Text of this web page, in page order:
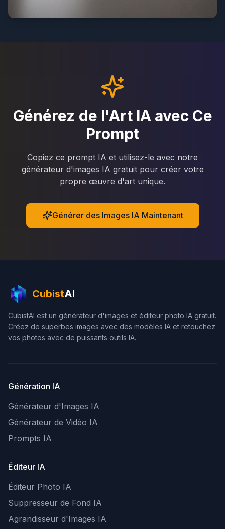
Générez de l'Art IA avec Ce
Prompt
Copiez ce prompt IA et utilisez-le avec notre
générateur d'images IA gratuit pour créer votre
propre œuvre d'art unique.
Générer des Images IA Maintenant
CubistAI
CubistAI est un générateur d'images et éditeur photo IA gratuit.
Créez de superbes images avec des modèles IA et retouchez
vos photos avec de puissants outils IA.
Génération IA
Générateur d'Images IA
Générateur de Vidéo IA
Prompts IA
Éditeur IA
Éditeur Photo IA
Suppresseur de Fond IA
Agrandisseur d'Images IA